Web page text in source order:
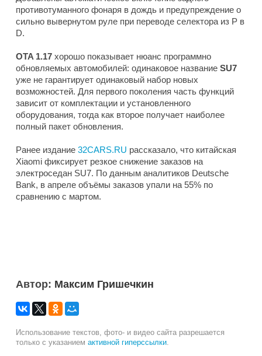
противотуманного фонаря в дождь и предупреждение о
сильно вывернутом руле при переводе селектора из P в
D.
OTA 1.17 хорошо показывает нюанс программно
обновляемых автомобилей: одинаковое название SU7
уже не гарантирует одинаковый набор новых
возможностей. Для первого поколения часть функций
зависит от комплектации и установленного
оборудования, тогда как второе получает наиболее
полный пакет обновления.
Ранее издание 32CARS.RU рассказало, что китайская
Xiaomi фиксирует резкое снижение заказов на
электроседан SU7. По данным аналитиков Deutsche
Bank, в апреле объёмы заказов упали на 55% по
сравнению с мартом.
Автор: Максим Гришечкин
Использование текстов, фото- и видео сайта разрешается
только с указанием активной гиперссылки